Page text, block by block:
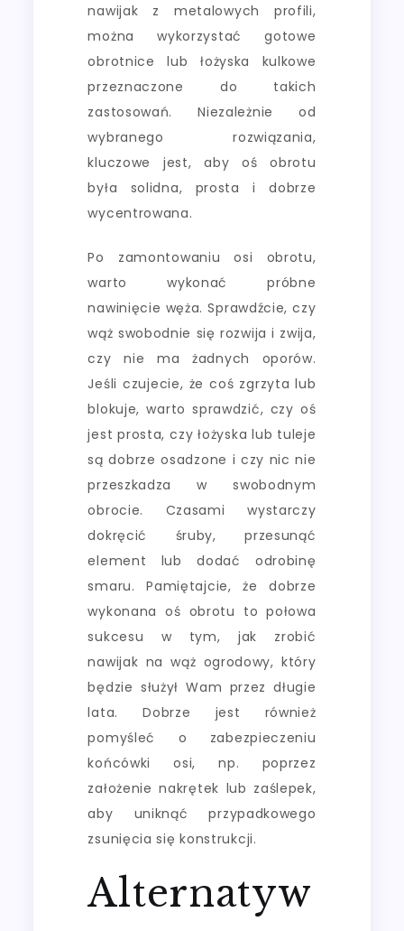
nawijak z metalowych profili,
można wykorzystać gotowe
obrotnice lub łożyska kulkowe
przeznaczone do takich
zastosowań. Niezależnie od
wybranego rozwiązania,
kluczowe jest, aby oś obrotu
była solidna, prosta i dobrze
wycentrowana.
Po zamontowaniu osi obrotu,
warto wykonać próbne
nawinięcie węża. Sprawdźcie, czy
wąż swobodnie się rozwija i zwija,
czy nie ma żadnych oporów.
Jeśli czujecie, że coś zgrzyta lub
blokuje, warto sprawdzić, czy oś
jest prosta, czy łożyska lub tuleje
są dobrze osadzone i czy nic nie
przeszkadza w swobodnym
obrocie. Czasami wystarczy
dokręcić śruby, przesunąć
element lub dodać odrobinę
smaru. Pamiętajcie, że dobrze
wykonana oś obrotu to połowa
sukcesu w tym, jak zrobić
nawijak na wąż ogrodowy, który
będzie służył Wam przez długie
lata. Dobrze jest również
pomyśleć o zabezpieczeniu
końcówki osi, np. poprzez
założenie nakrętek lub zaślepek,
aby uniknąć przypadkowego
zsunięcia się konstrukcji.
Alternatyw